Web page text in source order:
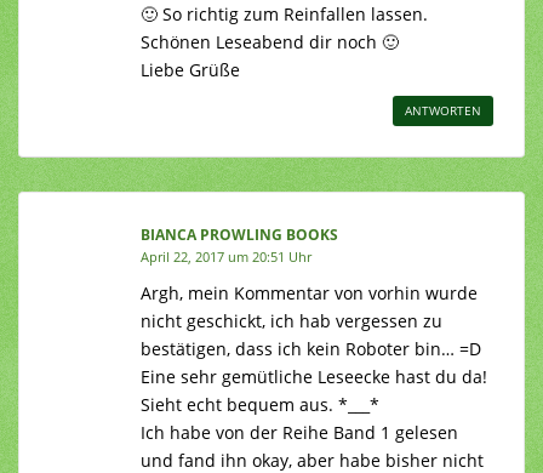
🙂 So richtig zum Reinfallen lassen.
Schönen Leseabend dir noch 🙂
Liebe Grüße
ANTWORTEN
BIANCA PROWLING BOOKS
April 22, 2017 um 20:51 Uhr
Argh, mein Kommentar von vorhin wurde
nicht geschickt, ich hab vergessen zu
bestätigen, dass ich kein Roboter bin… =D
Eine sehr gemütliche Leseecke hast du da!
Sieht echt bequem aus. *___*
Ich habe von der Reihe Band 1 gelesen
und fand ihn okay, aber habe bisher nicht